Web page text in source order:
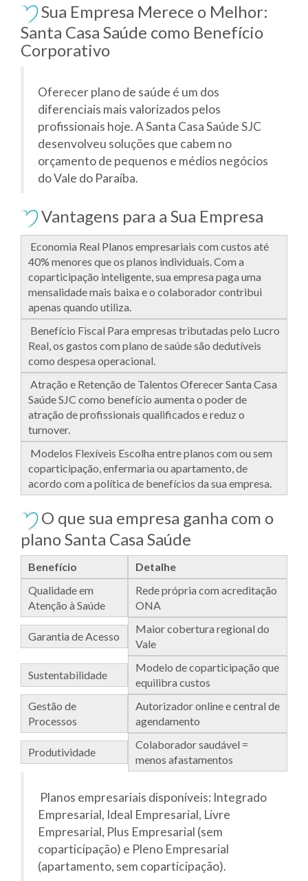
Sua Empresa Merece o Melhor:
Santa Casa Saúde como Benefício
Corporativo
Oferecer plano de saúde é um dos
diferenciais mais valorizados pelos
profissionais hoje. A Santa Casa Saúde SJC
desenvolveu soluções que cabem no
orçamento de pequenos e médios negócios
do Vale do Paraíba.
Vantagens para a Sua Empresa
Economia Real Planos empresariais com custos até
40% menores que os planos individuais. Com a
coparticipação inteligente, sua empresa paga uma
mensalidade mais baixa e o colaborador contribui
apenas quando utiliza.
Benefício Fiscal Para empresas tributadas pelo Lucro
Real, os gastos com plano de saúde são dedutíveis
como despesa operacional.
Atração e Retenção de Talentos Oferecer Santa Casa
Saúde SJC como benefício aumenta o poder de
atração de profissionais qualificados e reduz o
turnover.
Modelos Flexíveis Escolha entre planos com ou sem
coparticipação, enfermaria ou apartamento, de
acordo com a política de benefícios da sua empresa.
O que sua empresa ganha com o
plano Santa Casa Saúde
Benefício
Detalhe
Qualidade em
Atenção à Saúde
Rede própria com acreditação
ONA
Garantia de Acesso
Maior cobertura regional do
Vale
Sustentabilidade
Modelo de coparticipação que
equilibra custos
Gestão de
Processos
Autorizador online e central de
agendamento
Produtividade
Colaborador saudável =
menos afastamentos
Planos empresariais disponíveis: Integrado
Empresarial, Ideal Empresarial, Livre
Empresarial, Plus Empresarial (sem
coparticipação) e Pleno Empresarial
(apartamento, sem coparticipação).